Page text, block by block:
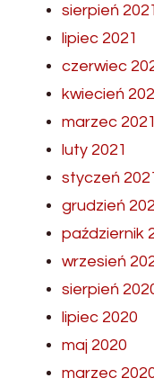
sierpień 2021
lipiec 2021
czerwiec
kwiecień
marzec 2021
luty 2021
styczeń
grudzień
październik
wrzesień
sierpień
lipiec 2020
maj 2020
marzec